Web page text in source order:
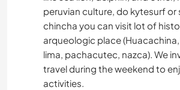
peruvian culture, do kytesurf or
chincha you can visit lot of
arqueologic place
lima, pachacutec, nazca). We
travel during the weekend to
activities.